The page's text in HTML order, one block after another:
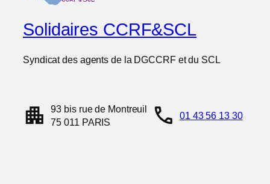
Solidaires CCRF&SCL
Syndicat des agents de la DGCCRF et du SCL
apartment
93 bis rue de Montreuil
75 011 PARIS
call 01 43 56 13 30